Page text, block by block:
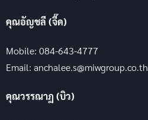
คุณอัญชลี (จี๊ด)
Mobile: 084-643-4777
Email: anchalee.s@miwgroup.co.th
คุณวรรณาฏ (บิว)